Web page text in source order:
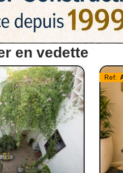
en vedette
Ref: